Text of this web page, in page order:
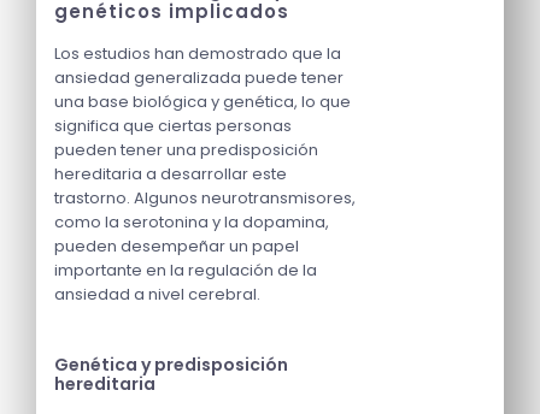
genéticos implicados
Los estudios han demostrado que la
ansiedad generalizada puede tener
una base biológica y genética, lo que
significa que ciertas personas
pueden tener una predisposición
hereditaria a desarrollar este
trastorno. Algunos neurotransmisores,
como la serotonina y la dopamina,
pueden desempeñar un papel
importante en la regulación de la
ansiedad a nivel cerebral.
Genética y predisposición
hereditaria